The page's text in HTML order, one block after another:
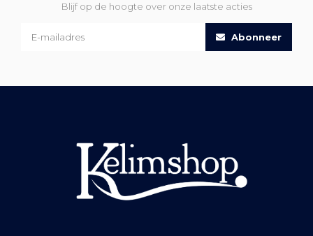
Blijf op de hoogte over onze laatste acties
Abonneer